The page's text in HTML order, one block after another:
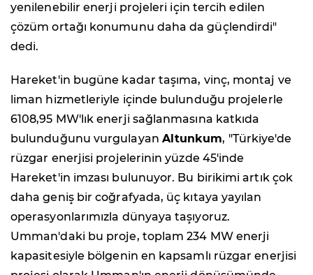
yenilenebilir enerji projeleri için tercih edilen
çözüm ortağı konumunu daha da güçlendirdi"
dedi.
Hareket'in bugüne kadar taşıma, vinç, montaj ve
liman hizmetleriyle içinde bulunduğu projelerle
6108,95 MW'lık enerji sağlanmasına katkıda
bulunduğunu vurgulayan Altunkum, "Türkiye'de
rüzgar enerjisi projelerinin yüzde 45'inde
Hareket'in imzası bulunuyor. Bu birikimi artık çok
daha geniş bir coğrafyada, üç kıtaya yayılan
operasyonlarımızla dünyaya taşıyoruz.
Umman'daki bu proje, toplam 234 MW enerji
kapasitesiyle bölgenin en kapsamlı rüzgar enerjisi